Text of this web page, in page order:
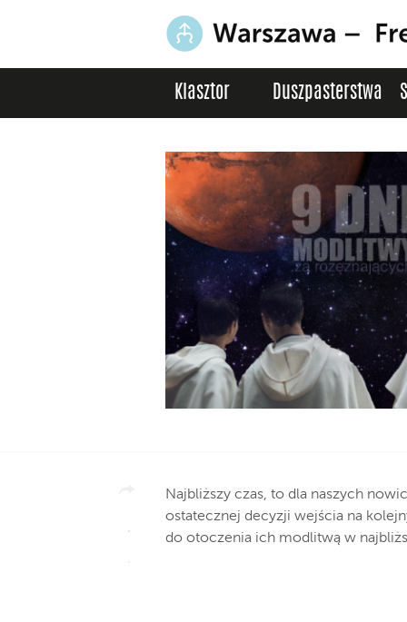
Klasztor Duszpasterstwa
Najbliższy czas, to dla naszych
ostatecznej decyzji wejścia na
do otoczenia ich modlitwą w